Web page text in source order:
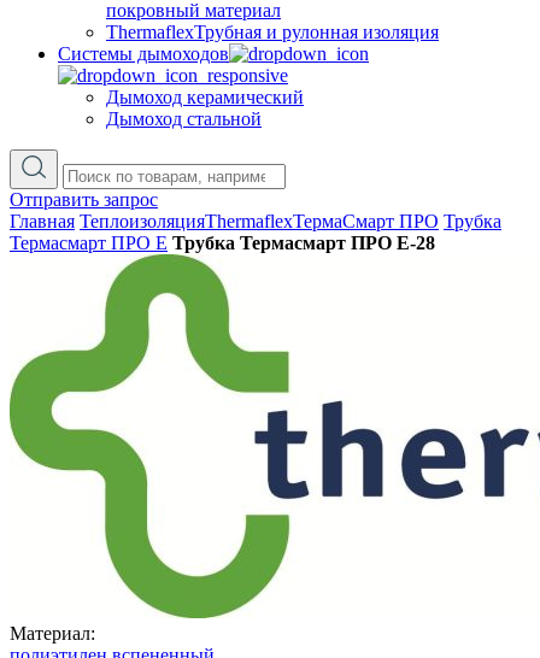
покровный материал
ThermaflexТрубная и рулонная изоляция
Cистемы дымоходов
Дымоход керамический
Дымоход стальной
Отправить запрос
Главная ТеплоизоляцияThermaflexТермаСмарт ПРО Трубка
Термасмарт ПРО E Трубка Термасмарт ПРО E-28
Материал: